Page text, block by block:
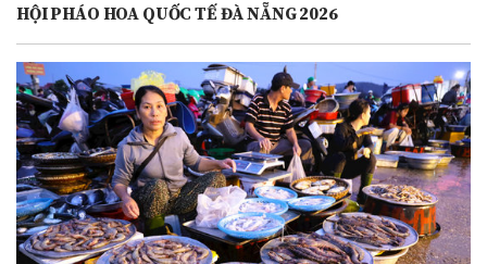
HỘI PHÁO HOA QUỐC TẾ ĐÀ NẴNG 2026